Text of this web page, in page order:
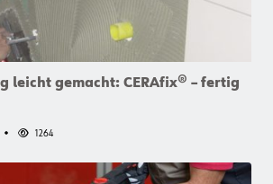
leicht gemacht: CERAfix® – fertig
1264